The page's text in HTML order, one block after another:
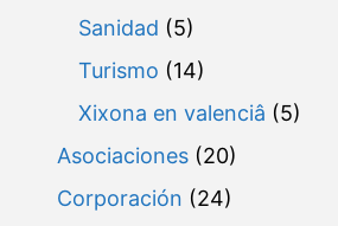
Sanidad (5)
Turismo (14)
Xixona en valenciâ (5)
Asociaciones (20)
Corporación (24)